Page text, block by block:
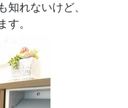
知れないけど、
す。